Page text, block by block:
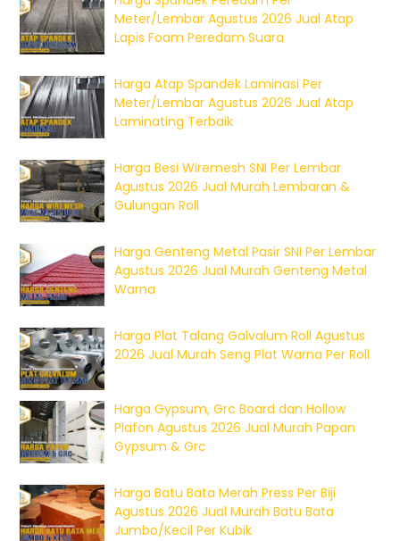
Meter/Lembar Agustus 2026 Jual Atap
Lapis Foam Peredam Suara
Harga Atap Spandek Laminasi Per
Meter/Lembar Agustus 2026 Jual Atap
Laminating Terbaik
Harga Besi Wiremesh SNI Per Lembar
Agustus 2026 Jual Murah Lembaran &
Gulungan Roll
Harga Genteng Metal Pasir SNI Per Lembar
Agustus 2026 Jual Murah Genteng Metal
Warna
Harga Plat Talang Galvalum Roll Agustus
2026 Jual Murah Seng Plat Warna Per Roll
Harga Gypsum, Grc Board dan Hollow
Plafon Agustus 2026 Jual Murah Papan
Gypsum & Grc
Harga Batu Bata Merah Press Per Biji
Agustus 2026 Jual Murah Batu Bata
Jumbo/Kecil Per Kubik